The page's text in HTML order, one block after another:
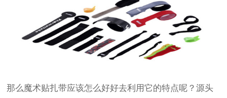
那么魔术贴扎带应该怎么好好去利用它的特点呢？源头